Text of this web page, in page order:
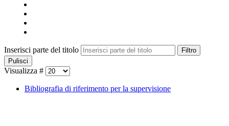
Inserisci parte del titolo
Filtro
Pulisci
Visualizza #
Bibliografia di riferimento per la supervisione